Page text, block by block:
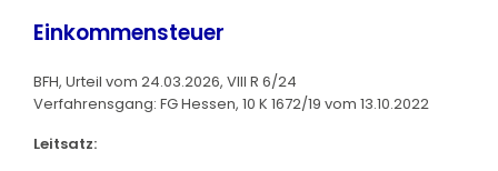
Einkommensteuer
BFH, Urteil vom 24.03.2026, VIII R 6/24
Verfahrensgang: FG Hessen, 10 K 1672/19 vom 13.10.2022
Leitsatz: